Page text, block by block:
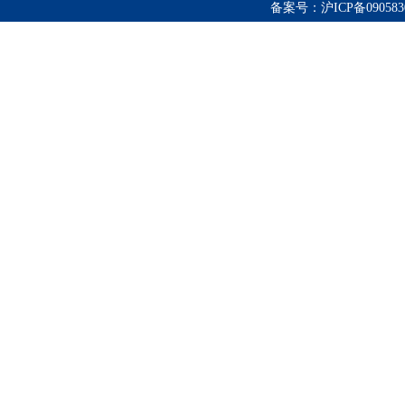
备案号： 沪ICP备